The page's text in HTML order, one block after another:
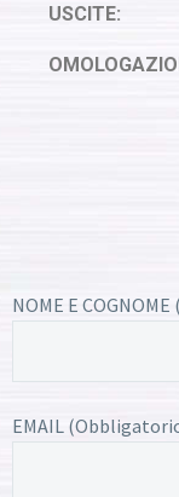
USCITE:
NOME E
EMAIL